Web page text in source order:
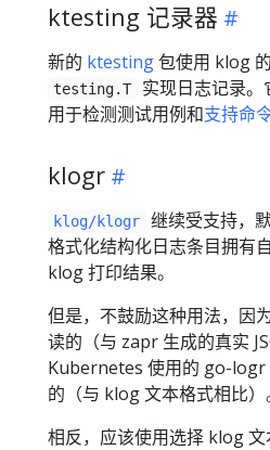
ktesting 记录器
新的 ktesting包使用 klog
testing.T 实现日志记录。
用于检测测试用例和支持命
klogr
klog/klogr
继续受支持，
格式化结构化日志条目拥有
klog 打印结果。
但是，不鼓励这种用法，因
读的（与 zapr 生成的真实
Kubernetes 使用的 go-logr
的（与 klog 文本格式相比）
相反，应该使用选择 klog 文